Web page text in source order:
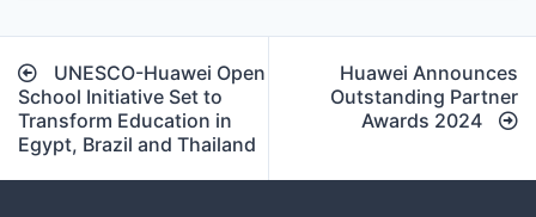
Post
navigation
UNESCO-Huawei Open
School Initiative Set to
Transform Education in
Egypt, Brazil and Thailand
Huawei Announces
Outstanding Partner
Awards 2024